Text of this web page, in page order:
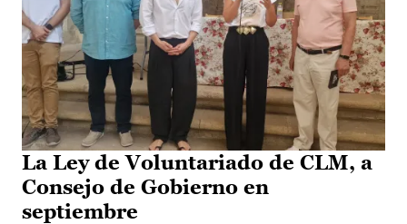
La Ley de Voluntariado de CLM, a
Consejo de Gobierno en
septiembre